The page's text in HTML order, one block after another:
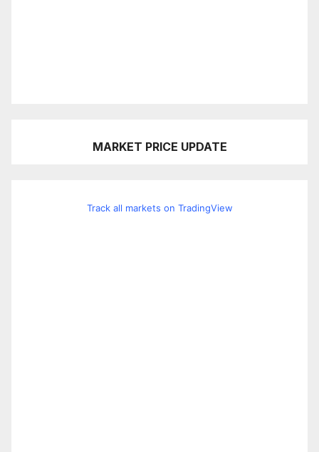
MARKET PRICE UPDATE
Track all markets on TradingView